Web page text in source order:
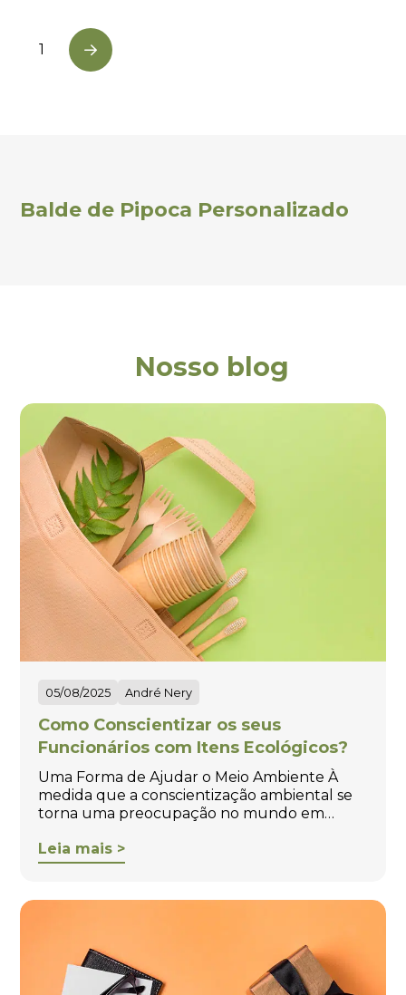
1 Next
Balde de Pipoca Personalizado
Nosso blog
05/08/2025 André Nery
Como Conscientizar os seus
Funcionários com Itens Ecológicos?
Uma Forma de Ajudar o Meio Ambiente À
medida que a conscientização ambiental se
torna uma preocupação no mundo em…
Leia mais >